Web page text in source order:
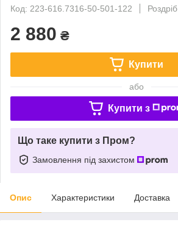
Код: 223-616.7316-50-501-122
Роздріб
2 880 ₴
Купити
або
Купити з
Що таке купити з Пром?
Замовлення під захистом
Опис Характеристики Доставка